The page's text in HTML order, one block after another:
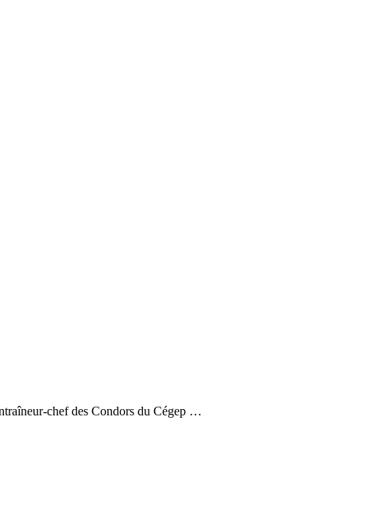
chef des Condors du Cégep …